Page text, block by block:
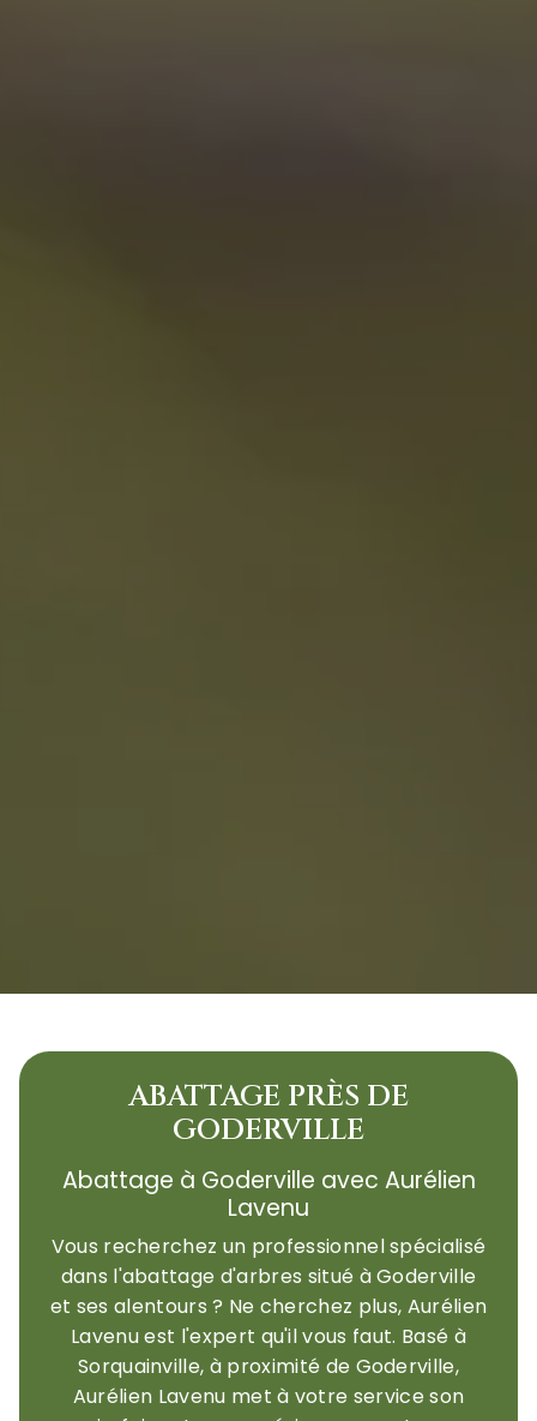
ABATTAGE PRÈS DE
GODERVILLE
Abattage à Goderville avec Aurélien
Lavenu
Vous recherchez un professionnel spécialisé
dans l'abattage d'arbres situé à Goderville
et ses alentours ? Ne cherchez plus, Aurélien
Lavenu est l'expert qu'il vous faut. Basé à
Sorquainville, à proximité de Goderville,
Aurélien Lavenu met à votre service son